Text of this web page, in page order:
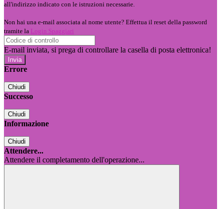
all'indirizzo indicato con le istruzioni necessarie.
Non hai una e-mail associata al nome utente? Effettua il reset della password
tramite la Login Spaggiari
E-mail inviata, si prega di controllare la casella di posta elettronica!
Errore
Chiudi
Successo
Chiudi
Informazione
Chiudi
Attendere...
Attendere il completamento dell'operazione...